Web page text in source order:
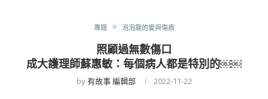
專題 泡泡龍的愛與傷痕
照顧過無數傷口
成大護理師蘇惠敏：每個病人都是特別的￼￼
by有故事 編輯部 2022-11-22